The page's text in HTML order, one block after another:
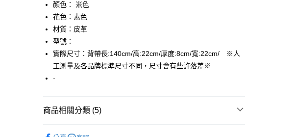
相關說明
【關於「AFTEE先享後付」】
AFTEE先享後付是「在收到商品之後才付款」的支付方式。 讓您購物簡單
便利好安心！
１．簡單：不需註冊會員、不需綁卡、不需儲值。
２．便利：只要手機號碼，簡訊認證，即可結帳。
【「AFTEE先享後付」結帳流程】
３．收到繳費通知簡訊後14天內，點擊此簡訊中的連結，可透過四大超商
運送方式
全家取貨付款
免運費
顏色： 米色
花色：素色
材質：皮革
型號：
實際尺寸：背帶長:140cm/高:22cm/厚度:8cm/寬:22cm/ ※人
工測量及各品牌標準尺寸不同，尺寸會有些許落差※
-
商品相關分類 (5)